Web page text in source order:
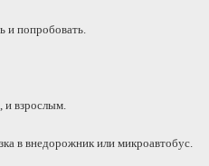
и попробовать.
и взрослым.
в внедорожник или микроавтобус.